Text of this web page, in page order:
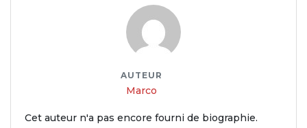
AUTEUR
Marco
Cet auteur n'a pas encore fourni de biographie.